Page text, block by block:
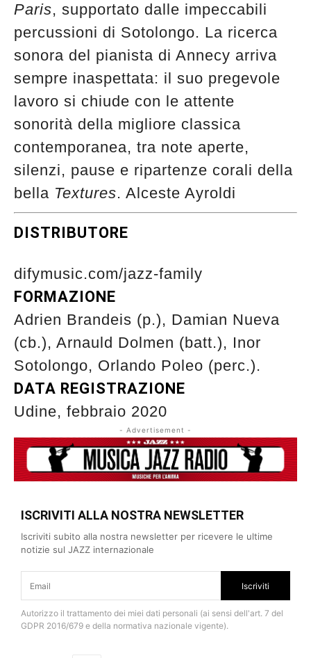
Paris, supportato dalle impeccabili
percussioni di Sotolongo. La ricerca
sonora del pianista di Annecy arriva
sempre inaspettata: il suo pregevole
lavoro si chiude con le attente
sonorità della migliore classica
contemporanea, tra note aperte,
silenzi, pause e ripartenze corali della
bella Textures. Alceste Ayroldi
DISTRIBUTORE
difymusic.com/jazz-family
FORMAZIONE
Adrien Brandeis (p.), Damian Nueva
(cb.), Arnauld Dolmen (batt.), Inor
Sotolongo, Orlando Poleo (perc.).
DATA REGISTRAZIONE
Udine, febbraio 2020
- Advertisement -
ISCRIVITI ALLA NOSTRA NEWSLETTER
Iscriviti subito alla nostra newsletter per ricevere le ultime
notizie sul JAZZ internazionale
Iscriviti
Autorizzo il trattamento dei miei dati personali (ai sensi dell'art. 7 del
GDPR 2016/679 e della normativa nazionale vigente).